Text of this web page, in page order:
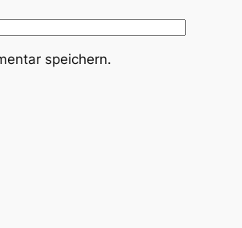
speichern.